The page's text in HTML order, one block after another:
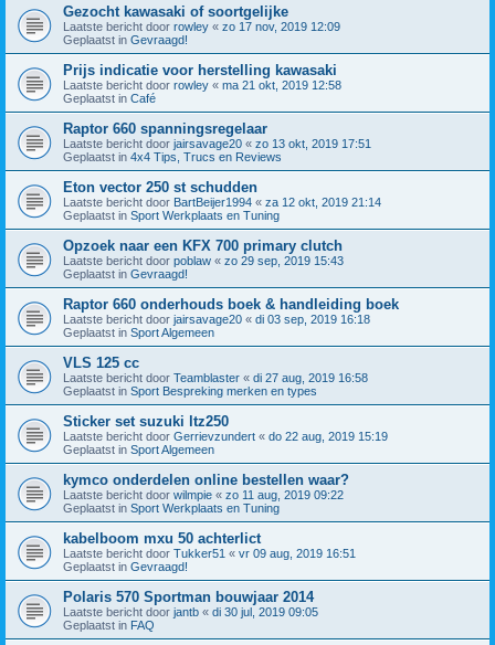
Gezocht kawasaki of soortgelijke
Laatste bericht door rowley « zo 17 nov, 2019 12:09
Geplaatst in Gevraagd!
Prijs indicatie voor herstelling kawasaki
Laatste bericht door rowley « ma 21 okt, 2019 12:58
Geplaatst in Café
Raptor 660 spanningsregelaar
Laatste bericht door jairsavage20 « zo 13 okt, 2019 17:51
Geplaatst in 4x4 Tips, Trucs en Reviews
Eton vector 250 st schudden
Laatste bericht door BartBeijer1994 « za 12 okt, 2019 21:14
Geplaatst in Sport Werkplaats en Tuning
Opzoek naar een KFX 700 primary clutch
Laatste bericht door poblaw « zo 29 sep, 2019 15:43
Geplaatst in Gevraagd!
Raptor 660 onderhouds boek & handleiding boek
Laatste bericht door jairsavage20 « di 03 sep, 2019 16:18
Geplaatst in Sport Algemeen
VLS 125 cc
Laatste bericht door Teamblaster « di 27 aug, 2019 16:58
Geplaatst in Sport Bespreking merken en types
Sticker set suzuki ltz250
Laatste bericht door Gerrievzundert « do 22 aug, 2019 15:19
Geplaatst in Sport Algemeen
kymco onderdelen online bestellen waar?
Laatste bericht door wilmpie « zo 11 aug, 2019 09:22
Geplaatst in Sport Werkplaats en Tuning
kabelboom mxu 50 achterlict
Laatste bericht door Tukker51 « vr 09 aug, 2019 16:51
Geplaatst in Gevraagd!
Polaris 570 Sportman bouwjaar 2014
Laatste bericht door jantb « di 30 jul, 2019 09:05
Geplaatst in FAQ